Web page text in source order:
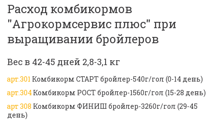
Расход комбикормов
"Агрокормсервис плюс" при
выращивании бройлеров
Вес в 42-45 дней 2,8-3,1 кг
арт.301 Комбикорм СТАРТ бройлер-540г/гол (0-14 день)
арт.304 Комбикорм РОСТ бройлер-1560г/гол (15-28 день)
арт 308 Комбикорм ФИНИШ бройлер-3260г/гол (29-45
день)